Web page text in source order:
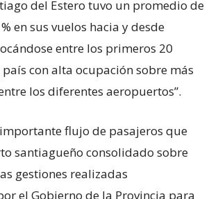
del Estero tuvo un promedio de
en sus vuelos hacia y desde
entre los primeros 20
con alta ocupación sobre más
los diferentes aeropuertos”.
flujo de pasajeros que
santiagueño consolidado sobre
gestiones realizadas
el Gobierno de la Provincia para